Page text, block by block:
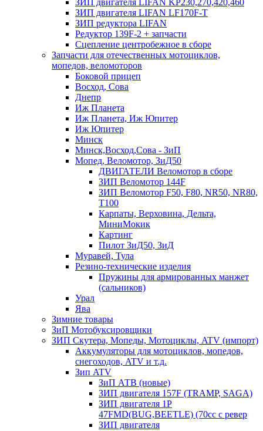
ЗИП двигателя LIFAN KP230,270,420,460
ЗИП двигателя LIFAN LF170F-T
ЗИП редуктора LIFAN
Редуктор 139F-2 + запчасти
Сцепление центробежное в сборе
Запчасти для отечественных мотоциклов,
мопедов, веломоторов
Боковой прицеп
Восход, Сова
Днепр
Иж Планета
Иж Планета, Иж Юпитер
Иж Юпитер
Минск
Минск,Восход,Сова - ЗиП
Мопед, Веломотор, ЗиД50
ДВИГАТЕЛИ Веломотор в сборе
ЗИП Веломотор 144F
ЗИП Веломотор F50, F80, NR50, NR80,
T100
Карпаты, Верховина, Дельта,
МиниМокик
Картинг
Пилот ЗиД50, ЗиД
Муравей, Тула
Резино-технические изделия
Пружины для армированных манжет
(сальников)
Урал
Ява
Зимние товары
ЗиП Мотобуксировщики
ЗИП Скутера, Мопеды, Мотоциклы, ATV (импорт)
Аккумуляторы для мотоциклов, мопедов,
снегоходов, ATV и т.д.
Зип ATV
ЗиП АТВ (новые)
ЗИП двигателя 157F (TRAMP, SAGA)
ЗИП двигателя 1P
47FMD(BUG,BEETLE) (70cc с ревер
ЗИП двигателя